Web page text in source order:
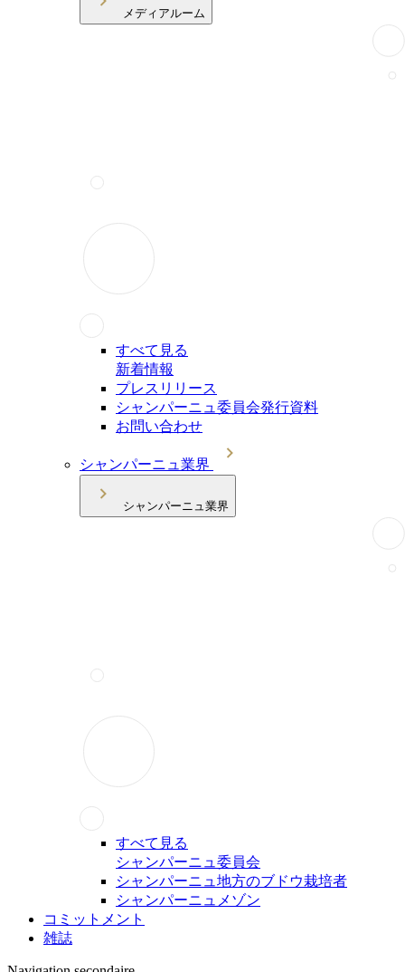
メディアルーム
すべて見る
新着情報
プレスリリース
シャンパーニュ委員会発行資料
お問い合わせ
シャンパーニュ業界
シャンパーニュ業界
すべて見る
シャンパーニュ委員会
シャンパーニュ地方のブドウ栽培者
シャンパーニュメゾン
コミットメント
雑誌